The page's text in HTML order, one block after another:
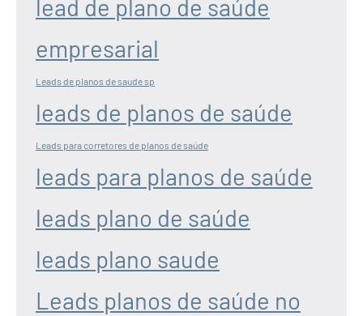
lead de plano de saúde
empresarial
Leads de planos de saude sp
leads de planos de saúde
Leads para corretores de planos de saúde
leads para planos de saúde
leads plano de saúde
leads plano saude
Leads planos de saúde no